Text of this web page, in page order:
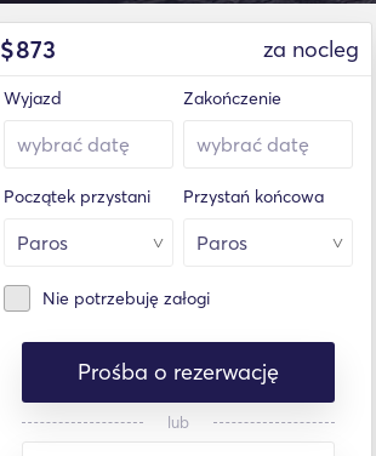
$873 za nocleg
Wyjazd Zakończenie
Początek przystani Przystań końcowa
Nie potrzebuję załogi
Prośba o rezerwację
lub